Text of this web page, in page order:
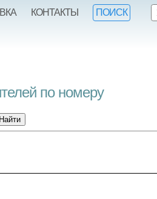
КОНТАКТЫ ПОИСК
по номеру